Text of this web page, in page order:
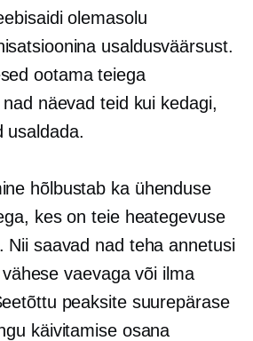
olemasolu
usaldusväärsust.
ootama teiega
näevad teid kui kedagi,
usaldada.
hõlbustab ka ühenduse
kes on teie heategevuse
Nii saavad nad teha annetusi
vähese vaevaga või ilma
peaksite suurepärase
käivitamise osana